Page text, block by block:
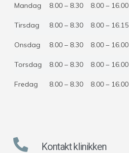
Mandag 8.00 – 8.30 8.00 – 16.00
Tirsdag 8.00 – 8.30 8.00 – 16.15
Onsdag 8.00 – 8.30 8.00 – 16.00
Torsdag 8.00 – 8.30 8.00 – 16.00
Fredag 8.00 – 8.30 8.00 – 16.00
Kontakt klinikken